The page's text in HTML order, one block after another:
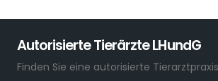
Autorisierte Tierärzte LHundG
Finden Sie eine autorisierte